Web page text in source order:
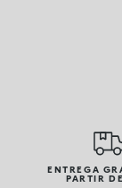
ENTREGA
PARTIR